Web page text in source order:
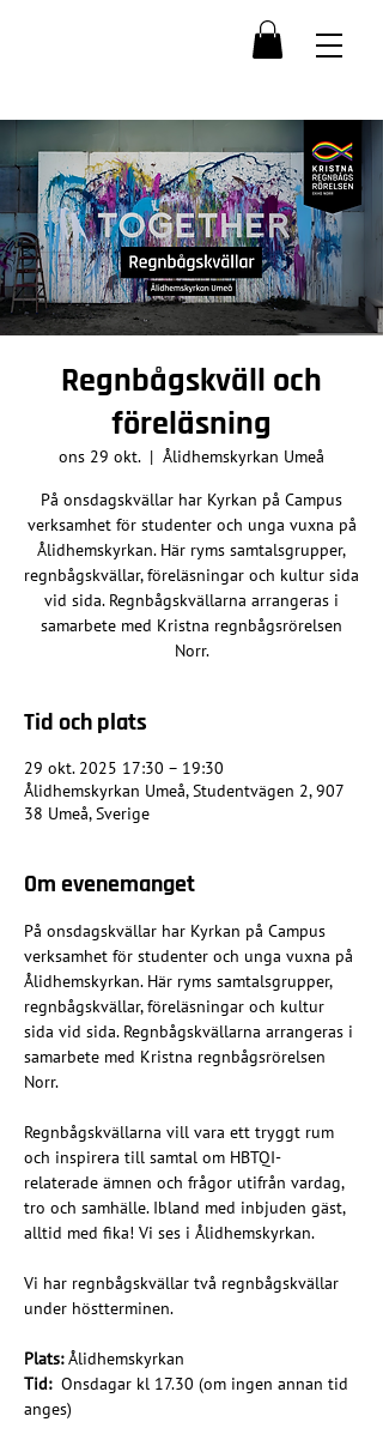
Regnbågskväll och
föreläsning
ons 29 okt.
  |
Ålidhemskyrkan Umeå
På onsdagskvällar har Kyrkan på Campus
verksamhet för studenter och unga vuxna på
Ålidhemskyrkan. Här ryms samtalsgrupper,
regnbågskvällar, föreläsningar och kultur sida
vid sida. Regnbågskvällarna arrangeras i
samarbete med Kristna regnbågsrörelsen
Norr.
Tid och plats
29 okt. 2025 17:30 – 19:30
Ålidhemskyrkan Umeå, Studentvägen 2, 907
38 Umeå, Sverige
Om evenemanget
På onsdagskvällar har Kyrkan på Campus
verksamhet för studenter och unga vuxna på
Ålidhemskyrkan. Här ryms samtalsgrupper,
regnbågskvällar, föreläsningar och kultur
sida vid sida. Regnbågskvällarna arrangeras i
samarbete med Kristna regnbågsrörelsen
Norr.
Regnbågskvällarna vill vara ett tryggt rum
och inspirera till samtal om HBTQI-
relaterade ämnen och frågor utifrån vardag,
tro och samhälle. Ibland med inbjuden gäst,
alltid med fika! Vi ses i Ålidhemskyrkan.
Vi har regnbågskvällar två regnbågskvällar
under höstterminen.
Plats: Ålidhemskyrkan
Tid: Onsdagar kl 17.30 (om ingen annan tid
anges)